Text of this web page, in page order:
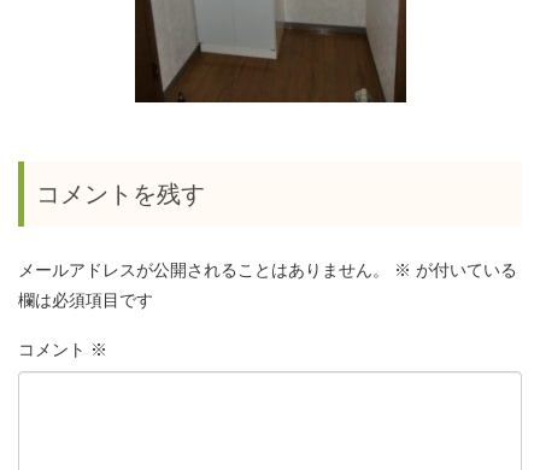
コメントを残す
メールアドレスが公開されることはありません。 ※ が付いている
欄は必須項目です
コメント ※